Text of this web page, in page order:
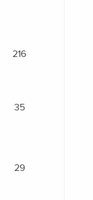
216
35
29